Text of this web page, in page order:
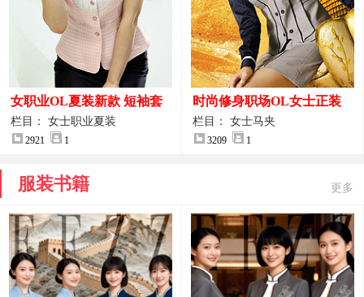
女职业OL夏装新款 短袖套
装女正装
栏目： 女士职业夏装
2921 1
时尚修身职场OL女士正装
马甲拍摄大图
栏目： 女士马夹
3209 1
服装书籍 更多